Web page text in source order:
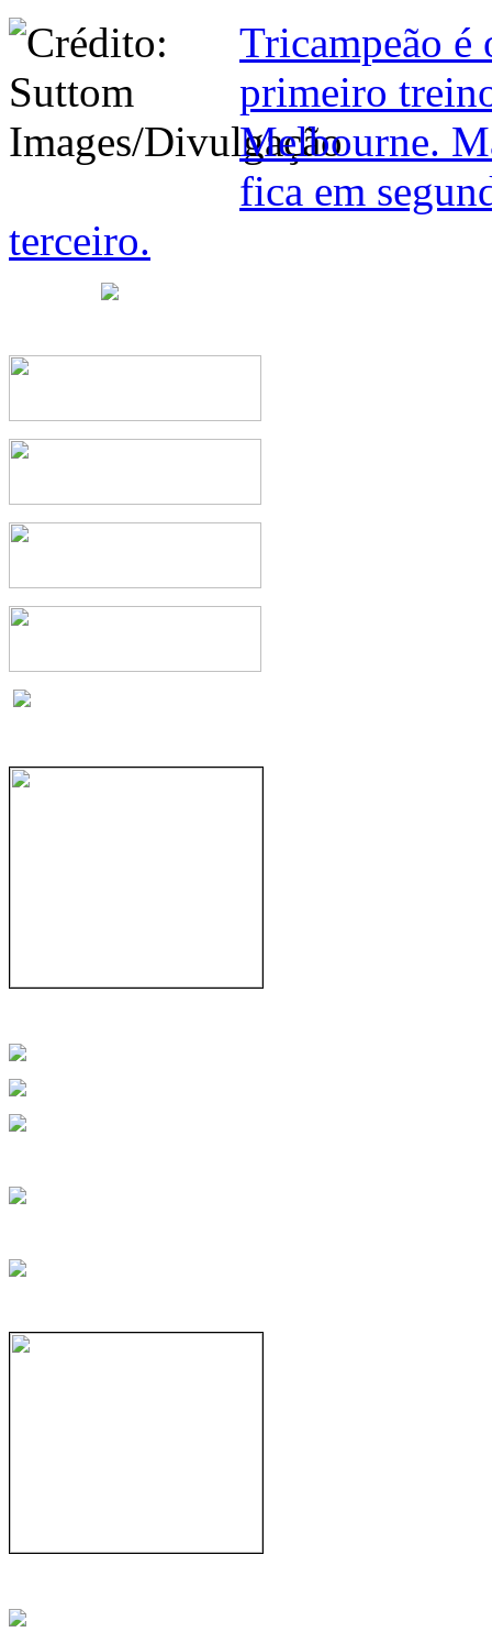
Tricampeão é
primeiro
Melbourne.
fica em
terceiro.